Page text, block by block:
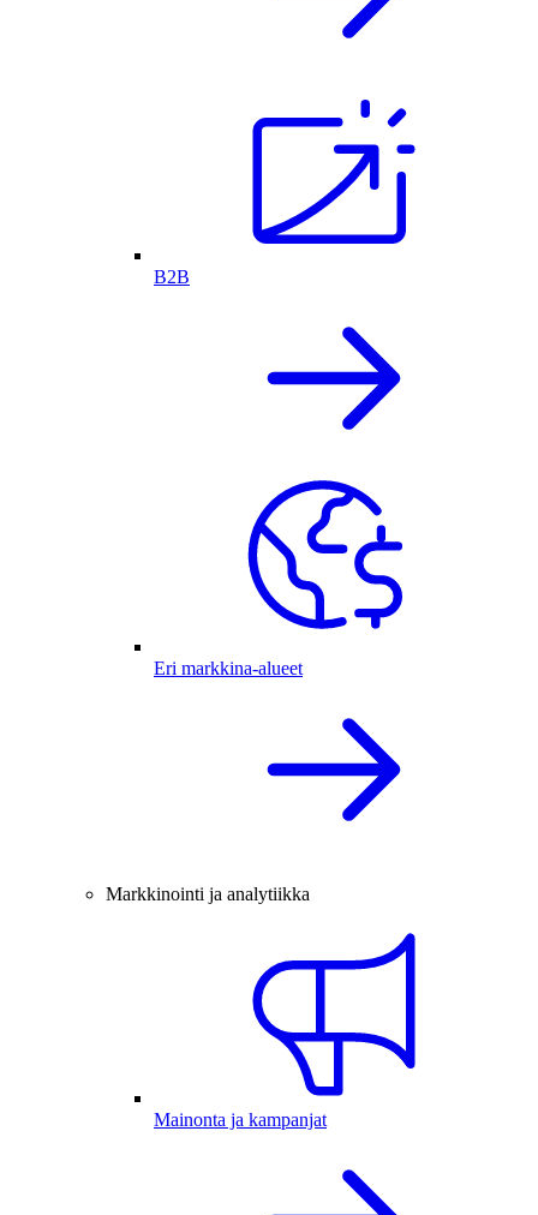
B2B
Eri markkina-alueet
Markkinointi ja analytiikka
Mainonta ja kampanjat